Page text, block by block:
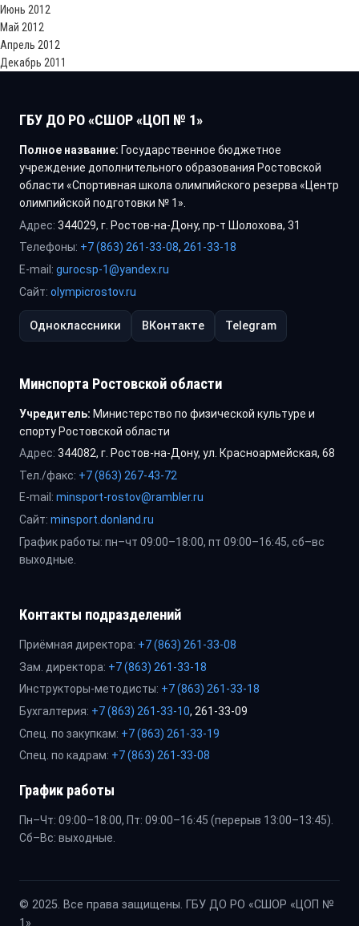
Июнь 2012
Май 2012
Апрель 2012
Декабрь 2011
ГБУ ДО РО «СШОР «ЦОП № 1»
Полное название: Государственное бюджетное
учреждение дополнительного образования Ростовской
области «Спортивная школа олимпийского резерва «Центр
олимпийской подготовки № 1».
Адрес: 344029, г. Ростов-на-Дону, пр-т Шолохова, 31
Телефоны: +7 (863) 261-33-08, 261-33-18
E-mail: gurocsp-1@yandex.ru
Сайт: olympicrostov.ru
Одноклассники ВКонтакте Telegram
Минспорта Ростовской области
Учредитель: Министерство по физической культуре и
спорту Ростовской области
Адрес: 344082, г. Ростов-на-Дону, ул. Красноармейская, 68
Тел./факс: +7 (863) 267-43-72
E-mail: minsport-rostov@rambler.ru
Сайт: minsport.donland.ru
График работы: пн–чт 09:00–18:00, пт 09:00–16:45, сб–вс
выходные.
Контакты подразделений
Приёмная директора: +7 (863) 261-33-08
Зам. директора: +7 (863) 261-33-18
Инструкторы-методисты: +7 (863) 261-33-18
Бухгалтерия: +7 (863) 261-33-10, 261-33-09
Спец. по закупкам: +7 (863) 261-33-19
Спец. по кадрам: +7 (863) 261-33-08
График работы
Пн–Чт: 09:00–18:00, Пт: 09:00–16:45 (перерыв 13:00–13:45).
Сб–Вс: выходные.
© 2025. Все права защищены. ГБУ ДО РО «СШОР «ЦОП №
1»